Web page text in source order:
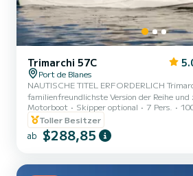
Trimarchi 57C
Port de Blanes
NAUTISCHE TITEL ERFORDERLICH Trimarchi 57 ist die
familienfreundlichste Version der Reihe
außergewöhnlichen Bordkomfort in einer
Mit Pilotensitzen, einer großen Sitzbank im
Solarium im Bug ist die Trimarchi 57 für
gedacht. - Innenausstattung Musiksystem, UKW-Radio, Bluetooth,
Cockpitlautsprecher, Cockpittisch,
Motorboot Skipper optional 7 Pers.
Toller Besitzer
ab $288,85